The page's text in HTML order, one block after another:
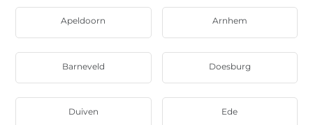
Apeldoorn Arnhem
Barneveld Doesburg
Duiven Ede